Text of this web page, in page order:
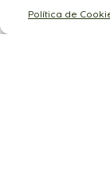
Política de